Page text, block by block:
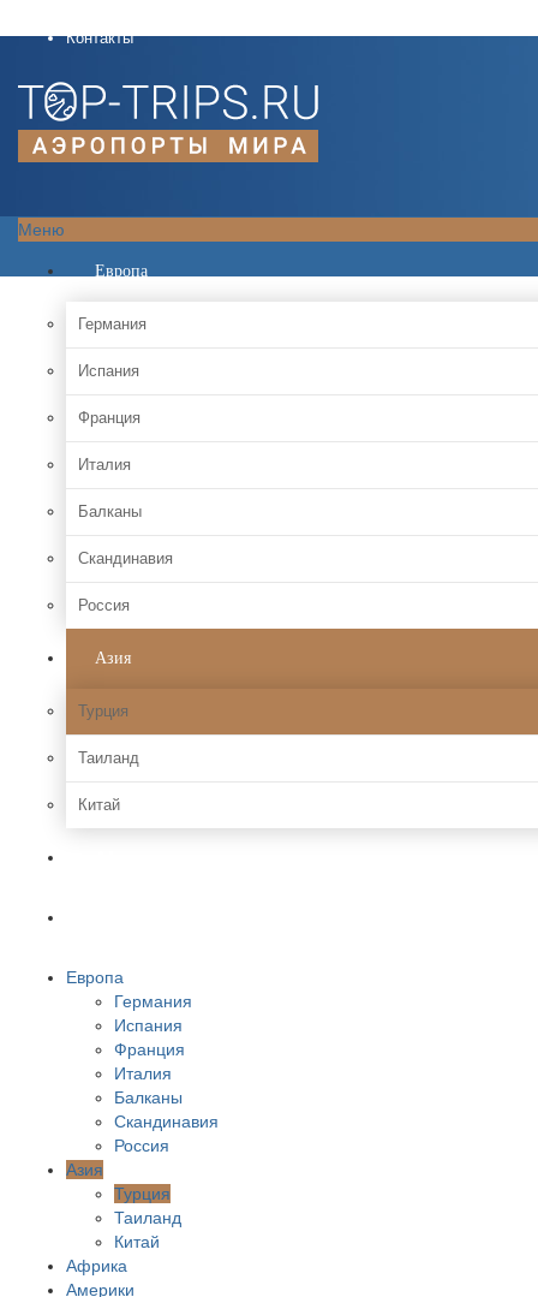
Контакты
Меню
Европа
Германия
Испания
Франция
Италия
Балканы
Скандинавия
Россия
Азия
Турция
Таиланд
Китай
Европа
Германия
Испания
Франция
Италия
Балканы
Скандинавия
Россия
Азия
Турция
Таиланд
Китай
Африка
Америки